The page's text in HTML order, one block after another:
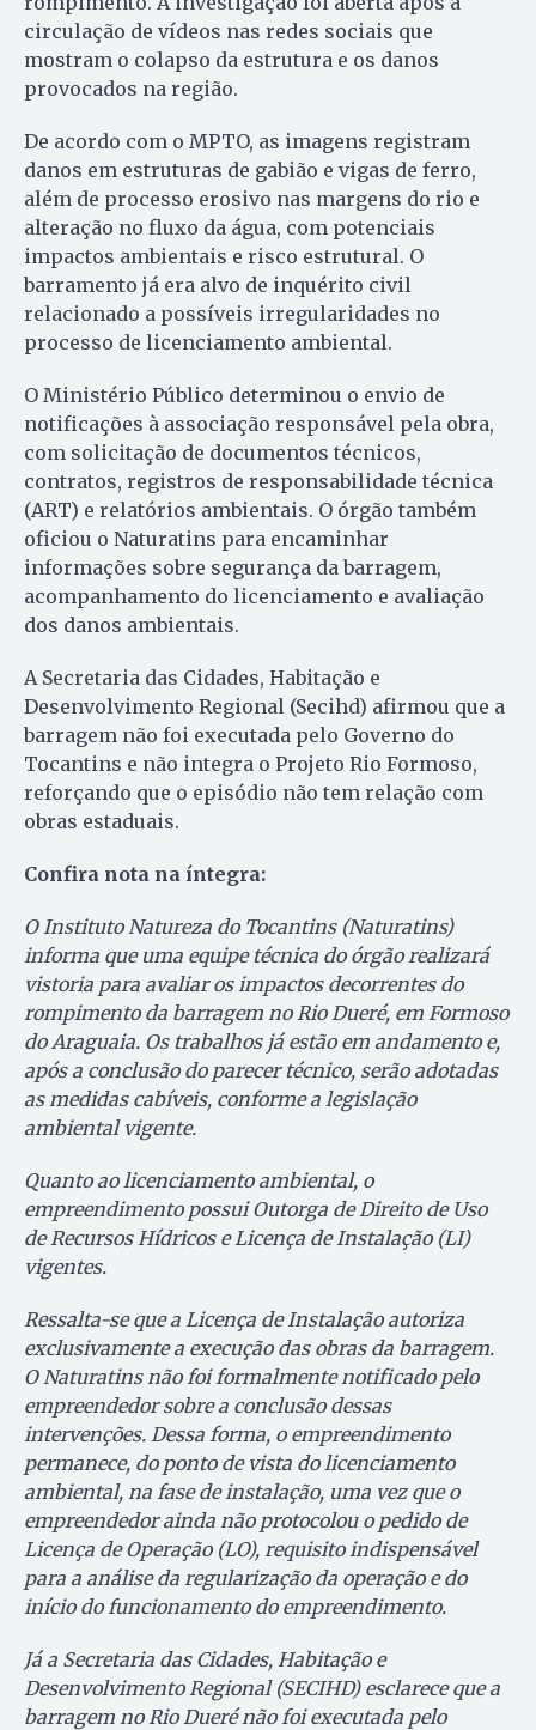
circulação de vídeos nas redes sociais que
mostram o colapso da estrutura e os danos
provocados na região.
De acordo com o MPTO, as imagens registram
danos em estruturas de gabião e vigas de ferro,
além de processo erosivo nas margens do rio e
alteração no fluxo da água, com potenciais
impactos ambientais e risco estrutural. O
barramento já era alvo de inquérito civil
relacionado a possíveis irregularidades no
processo de licenciamento ambiental.
O Ministério Público determinou o envio de
notificações à associação responsável pela obra,
com solicitação de documentos técnicos,
contratos, registros de responsabilidade técnica
(ART) e relatórios ambientais. O órgão também
oficiou o Naturatins para encaminhar
informações sobre segurança da barragem,
acompanhamento do licenciamento e avaliação
dos danos ambientais.
A Secretaria das Cidades, Habitação e
Desenvolvimento Regional (Secihd) afirmou que a
barragem não foi executada pelo Governo do
Tocantins e não integra o Projeto Rio Formoso,
reforçando que o episódio não tem relação com
obras estaduais.
Confira nota na íntegra:
O Instituto Natureza do Tocantins (Naturatins)
informa que uma equipe técnica do órgão realizará
vistoria para avaliar os impactos decorrentes do
rompimento da barragem no Rio Dueré, em Formoso
do Araguaia. Os trabalhos já estão em andamento e,
após a conclusão do parecer técnico, serão adotadas
as medidas cabíveis, conforme a legislação
ambiental vigente.
Quanto ao licenciamento ambiental, o
empreendimento possui Outorga de Direito de Uso
de Recursos Hídricos e Licença de Instalação (LI)
vigentes.
Ressalta-se que a Licença de Instalação autoriza
exclusivamente a execução das obras da barragem.
O Naturatins não foi formalmente notificado pelo
empreendedor sobre a conclusão dessas
intervenções. Dessa forma, o empreendimento
permanece, do ponto de vista do licenciamento
ambiental, na fase de instalação, uma vez que o
empreendedor ainda não protocolou o pedido de
Licença de Operação (LO), requisito indispensável
para a análise da regularização da operação e do
início do funcionamento do empreendimento.
Já a Secretaria das Cidades, Habitação e
Desenvolvimento Regional (SECIHD) esclarece que a
barragem no Rio Dueré não foi executada pelo